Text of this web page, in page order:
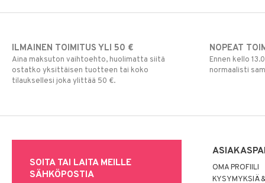
ILMAINEN TOIMITUS YLI 50 €
Aina maksuton vaihtoehto, huolimatta siitä
ostatko yksittäisen tuotteen tai koko
tilauksellesi joka ylittää 50 €.
NOPEAT
Ennen kello
normaalisti
SOITA TAI LAITA MEILLE
SÄHKÖPOSTIA
OMA PROFIILI
KYSYMYKSIÄ